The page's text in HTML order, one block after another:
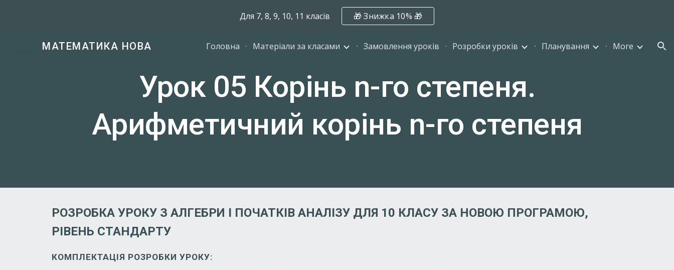
Skip to main content Skip to navigation
Для 7, 8, 9, 10, 11 класів 🎁 Знижка 10% 🎁
МАТЕМАТИКА НОВА Головна Матеріали за класами Замовлення уроків Розробки уроків Планування More
Урок 05 Корінь n-го степеня.
Арифметичний корінь n-го степеня
РОЗРОБКА УРОКУ З АЛГЕБРИ І ПОЧАТКІВ АНАЛІЗУ ДЛЯ 10 КЛАСУ ЗА НОВОЮ ПРОГРАМОЮ,
РІВЕНЬ СТАНДАРТУ
КОМПЛЕКТАЦІЯ РОЗРОБКИ УРОКУ: